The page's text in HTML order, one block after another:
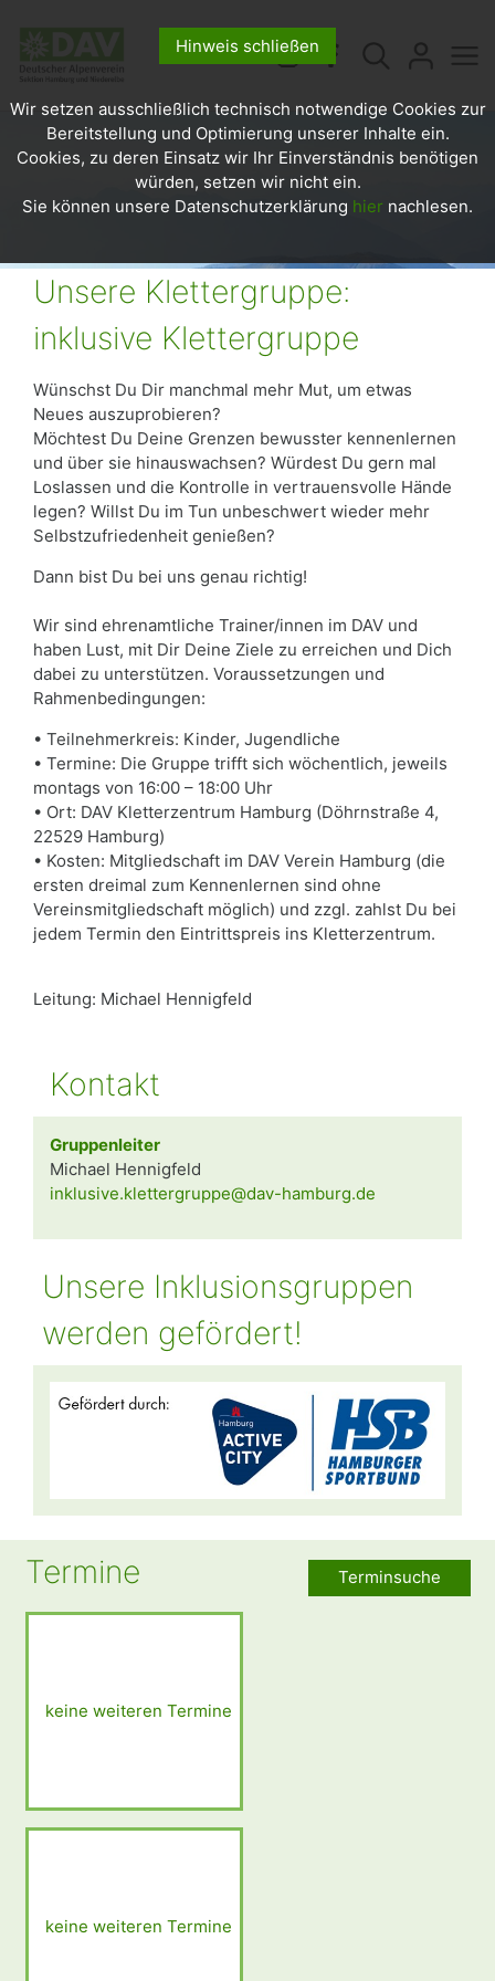
Unsere Klettergruppe:
inklusive Klettergruppe
Wünschst Du Dir manchmal mehr Mut, um etwas
Neues auszuprobieren?
Möchtest Du Deine Grenzen bewusster kennenlernen
und über sie hinauswachsen? Würdest Du gern mal
Loslassen und die Kontrolle in vertrauensvolle Hände
legen? Willst Du im Tun unbeschwert wieder mehr
Selbstzufriedenheit genießen?
Dann bist Du bei uns genau richtig!
Wir sind ehrenamtliche Trainer/innen im DAV und
haben Lust, mit Dir Deine Ziele zu erreichen und Dich
dabei zu unterstützen. Voraussetzungen und
Rahmenbedingungen:
• Teilnehmerkreis: Kinder, Jugendliche
• Termine: Die Gruppe trifft sich wöchentlich, jeweils
montags von 16:00 – 18:00 Uhr
• Ort: DAV Kletterzentrum Hamburg (Döhrnstraße 4,
22529 Hamburg)
• Kosten: Mitgliedschaft im DAV Verein Hamburg (die
ersten dreimal zum Kennenlernen sind ohne
Vereinsmitgliedschaft möglich) und zzgl. zahlst Du bei
jedem Termin den Eintrittspreis ins Kletterzentrum.
Leitung: Michael Hennigfeld
Kontakt
Gruppenleiter
Michael Hennigfeld
inklusive.klettergruppe@dav-hamburg.de
Unsere Inklusionsgruppen
werden gefördert!
Termine Terminsuche
keine weiteren Termine
keine weiteren Termine
Hinweis schließen
Wir setzen ausschließlich technisch notwendige Cookies zur
Bereitstellung und Optimierung unserer Inhalte ein.
Cookies, zu deren Einsatz wir Ihr Einverständnis benötigen
würden, setzen wir nicht ein.
Sie können unsere Datenschutzerklärung hier nachlesen.